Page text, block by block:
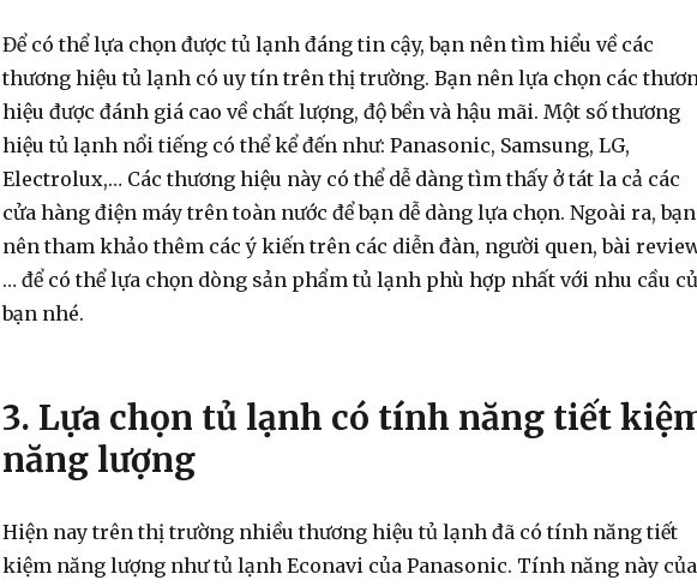
Để có thể lựa chọn được tủ lạnh đáng tin cậy, bạn nên tìm hiểu về các
thương hiệu tủ lạnh có uy tín trên thị trường. Bạn nên lựa chọn các
hiệu được đánh giá cao về chất lượng, độ bền và hậu mãi. Một số thương
hiệu tủ lạnh nổi tiếng có thể kể đến như: Panasonic, Samsung, LG,
Electrolux,… Các thương hiệu này có thể dễ dàng tìm thấy ở tát la cả các
cửa hàng điện máy trên toàn nước để bạn dễ dàng lựa chọn. Ngoài ra, bạn
nên tham khảo thêm các ý kiến trên các diễn đàn, người quen, bài
… để có thể lựa chọn dòng sản phẩm tủ lạnh phù hợp nhất với nhu cầu
bạn nhé.
3. Lựa chọn tủ lạnh có tính năng tiết
năng lượng
Hiện nay trên thị trường nhiều thương hiệu tủ lạnh đã có tính năng tiết
kiệm năng lượng như tủ lạnh Econavi của Panasonic. Tính năng này của